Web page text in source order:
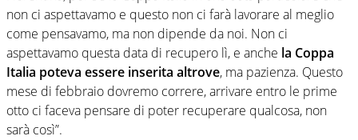
non ci aspettavamo e questo non ci farà lavorare al meglio
come pensavamo, ma non dipende da noi. Non ci
aspettavamo questa data di recupero lì, e anche la Coppa
Italia poteva essere inserita altrove, ma pazienza. Questo
mese di febbraio dovremo correre, arrivare entro le prime
otto ci faceva pensare di poter recuperare qualcosa, non
sarà così”.